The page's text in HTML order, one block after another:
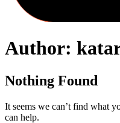
Author:
Nothing Found
It seems we can’t find what
can help.